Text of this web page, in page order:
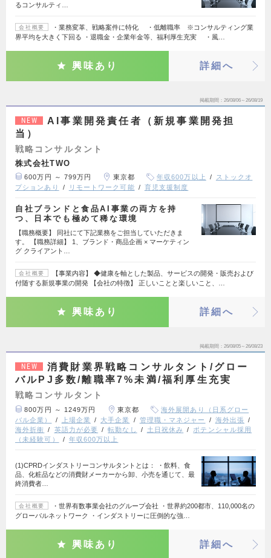
るコンサルティ…
会社概要
・業務変革、戦略案件に特化 ・低離職率 ※コンサルティング業
界平均を大きく下回る ・退職金・企業年金等、福利厚生充実 ・風…
興味あり 詳細へ
掲載期間 26/08/06～26/08/19
NEW
AI事業開発責任者（新規事業開発担
当）
戦略コンサルタント
株式会社TWO
600万円 ～ 799万円 東京都 年収600万以上
ストックオ
プションあり
リモートワーク可能 育児支援制度
自社ブランドと食品AI事業の両方を持
つ、日本でも極めて稀な環境
【職務概要】 同社にて下記業務をご担当していただきま
す。 【職務詳細】 1、ブランド・商品企画 × マーケティン
グ クライアント…
会社概要
【事業内容】 ◆健康を軸とした製品、サービスの開発・販売および
付随する新規事業の開発 【会社の特徴】 正しいことと楽しいこと、…
興味あり 詳細へ
掲載期間 26/08/05～26/08/23
NEW
消費財業界戦略コンサルタント/グロー
バルPJ多数/離職率7%未満/福利厚生充実
戦略コンサルタント
800万円 ～ 1249万円 東京都
海外展開あり（日系グロー
バル企業）
上場企業 大手企業 管理職・マネジャー
海外出張
海外折衝
英語力が必要 転勤なし 土日祝休み
ポテンシャル採用
（未経験可）
年収600万以上
(1)CPRDインダストリーコンサルタントとは： ・飲料、食
品、化粧品などの消費財メーカーから卸、小売を通じて、最
終消費者…
会社概要
・世界有数事業会社のグループ会社 ・世界約200都市、110,000名の
グローバルネットワーク ・インダストリーに圧倒的な強…
興味あり 詳細へ